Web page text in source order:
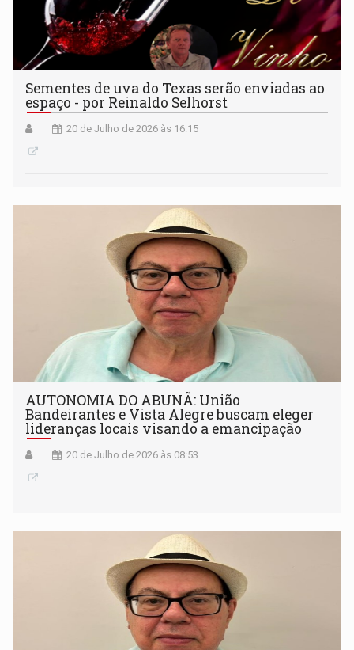
Sementes de uva do Texas serão enviadas ao
espaço - por Reinaldo Selhorst
20 de Julho de 2026 às 16:15
AUTONOMIA DO ABUNÃ: União
Bandeirantes e Vista Alegre buscam eleger
lideranças locais visando a emancipação
20 de Julho de 2026 às 08:53